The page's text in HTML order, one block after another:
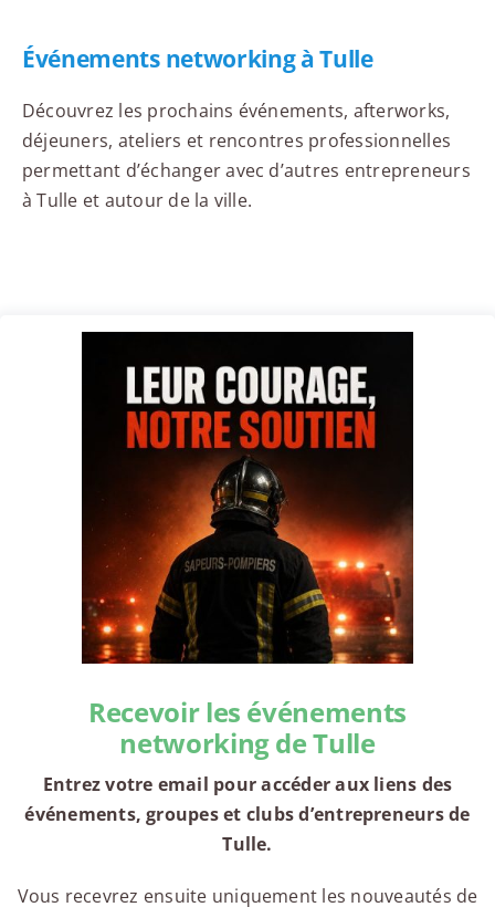
Événements networking à Tulle
Découvrez les prochains événements, afterworks,
déjeuners, ateliers et rencontres professionnelles
permettant d’échanger avec d’autres entrepreneurs
à Tulle et autour de la ville.
Recevoir les événements
networking de Tulle
Entrez votre email pour accéder aux liens des
événements, groupes et clubs d’entrepreneurs de
Tulle.
Vous recevrez ensuite uniquement les nouveautés de